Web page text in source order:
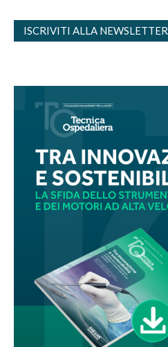
ISCRIVITI ALLA NEWSLETTER